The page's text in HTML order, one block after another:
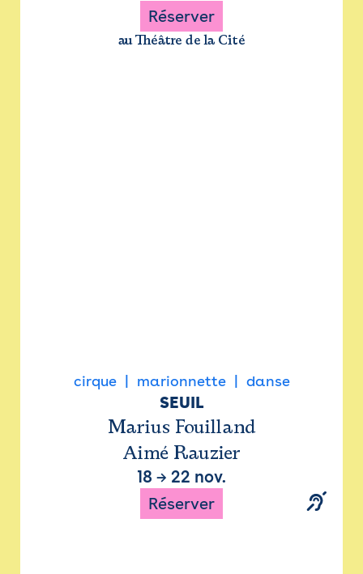
Réserver
au Théâtre de la Cité
cirque marionnette danse
SEUIL
Marius Fouilland
Aimé Rauzier
18 → 22 nov.
Réserver